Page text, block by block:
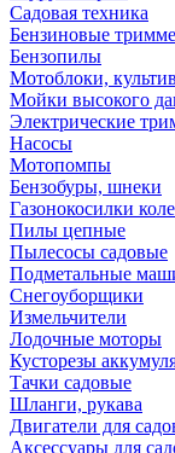
Садовая техника
Бензиновые
Бензопилы
Мотоблоки,
Мойки высокого
Электрические
Насосы
Мотопомпы
Бензобуры, шнеки
Газонокосилки
Пилы цепные
Пылесосы садовые
Подметальные
Снегоуборщики
Измельчители
Лодочные моторы
Кусторезы
Тачки садовые
Шланги, рукава
Двигатели для
Аксессуары для